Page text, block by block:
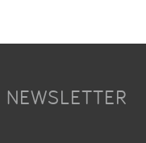
NEWSLETTER